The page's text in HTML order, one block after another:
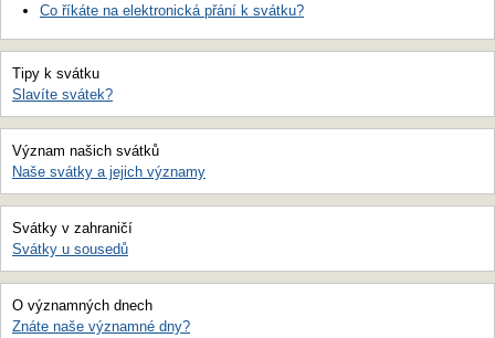
Co říkáte na elektronická přání k svátku?
Tipy k svátku
Slavíte svátek?
Význam našich svátků
Naše svátky a jejich významy
Svátky v zahraničí
Svátky u sousedů
O významných dnech
Znáte naše významné dny?